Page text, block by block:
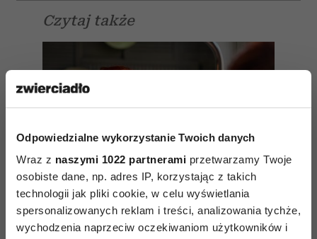
Odpowiedzialne wykorzystanie Twoich danych
Wraz z naszymi 1022 partnerami przetwarzamy Twoje
osobiste dane, np. adres IP, korzystając z takich
technologii jak pliki cookie, w celu wyświetlania
spersonalizowanych reklam i treści, analizowania tychże,
wychodzenia naprzeciw oczekiwaniom użytkowników i
Czytaj także